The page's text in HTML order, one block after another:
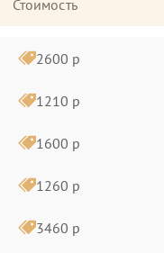
Стоимость
2600 р
1210 р
1600 р
1260 р
3460 р